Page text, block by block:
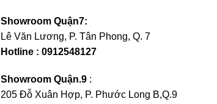
Showroom Quận7:
Lê Văn Lương, P. Tân Phong, Q. 7
Hotline : 0912548127
Showroom Quận.9 :
205 Đỗ Xuân Hợp, P. Phước Long B,Q.9